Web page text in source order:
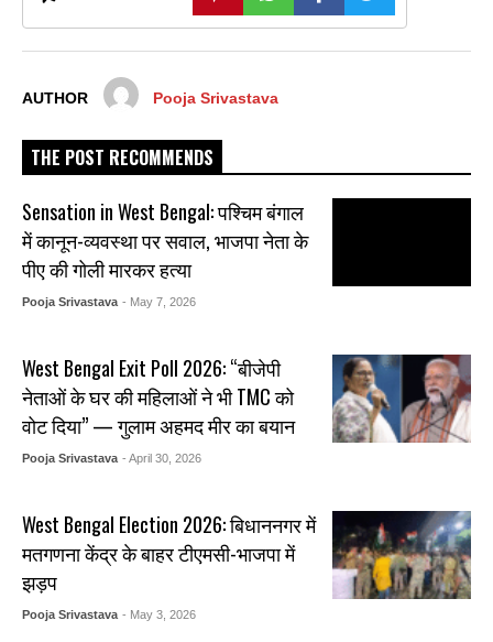
AUTHOR Pooja Srivastava
THE POST RECOMMENDS
Sensation in West Bengal: पश्चिम बंगाल
में कानून-व्यवस्था पर सवाल, भाजपा नेता के
पीए की गोली मारकर हत्या
Pooja Srivastava - May 7, 2026
West Bengal Exit Poll 2026: “बीजेपी
नेताओं के घर की महिलाओं ने भी TMC को
वोट दिया” — गुलाम अहमद मीर का बयान
Pooja Srivastava - April 30, 2026
West Bengal Election 2026: बिधाननगर में
मतगणना केंद्र के बाहर टीएमसी-भाजपा में
झड़प
Pooja Srivastava - May 3, 2026